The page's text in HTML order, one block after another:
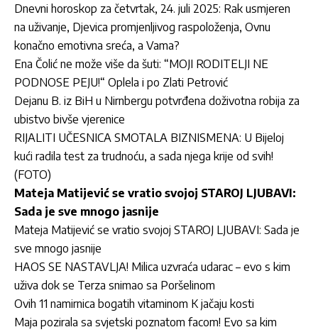
Dnevni horoskop za četvrtak, 24. juli 2025: Rak usmjeren
na uživanje, Djevica promjenljivog raspoloženja, Ovnu
konačno emotivna sreća, a Vama?
Ena Čolić ne može više da šuti: “MOJI RODITELJI NE
PODNOSE PEJU!“ Oplela i po Zlati Petrović
Dejanu B. iz BiH u Nirnbergu potvrđena doživotna robija za
ubistvo bivše vjerenice
RIJALITI UČESNICA SMOTALA BIZNISMENA: U Bijeloj
kući radila test za trudnoću, a sada njega krije od svih!
(FOTO)
Mateja Matijević se vratio svojoj STAROJ LJUBAVI:
Sada je sve mnogo jasnije
Mateja Matijević se vratio svojoj STAROJ LJUBAVI: Sada je
sve mnogo jasnije
HAOS SE NASTAVLJA! Milica uzvraća udarac – evo s kim
uživa dok se Terza snimao sa Poršelinom
Ovih 11 namirnica bogatih vitaminom K jačaju kosti
Maja pozirala sa svjetski poznatom facom! Evo sa kim